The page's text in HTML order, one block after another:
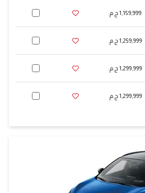
1,159,999 ج.م.‏
1,259,999 ج.م.‏
1,299,999 ج.م.‏
1,299,999 ج.م.‏